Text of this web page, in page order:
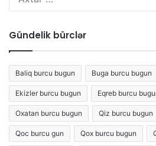
Gündelik bürclər
Baliq burcu bugun Buga burcu bugun
Ekizler burcu bugun Eqreb burcu
Oxatan burcu bugun Qiz burcu bugun
Qoc burcu gun Qox burcu bugun